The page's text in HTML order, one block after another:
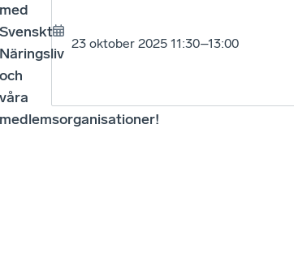
23 oktober 2025 11:30–13:00
med
Svenskt
Näringsliv
och
våra
medlemsorganisationer!